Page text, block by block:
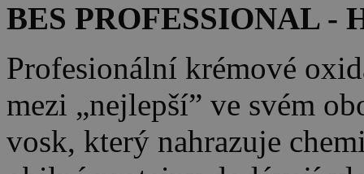
BES PROFESSIONAL -
Profesionální krémové
mezi „nejlepší” ve svém
vosk, který nahrazuje